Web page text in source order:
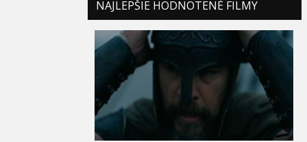
NAJLEPŠIE HODNOTENÉ FILMY